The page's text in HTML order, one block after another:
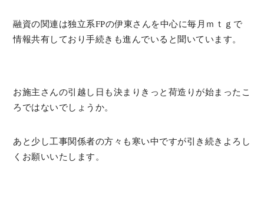
融資の関連は独立系FPの伊東さんを中心に毎月ｍｔｇで
情報共有しており手続きも進んでいると聞いています。
お施主さんの引越し日も決まりきっと荷造りが始まったこ
ろではないでしょうか。
あと少し工事関係者の方々も寒い中ですが引き続きよろし
くお願いいたします。